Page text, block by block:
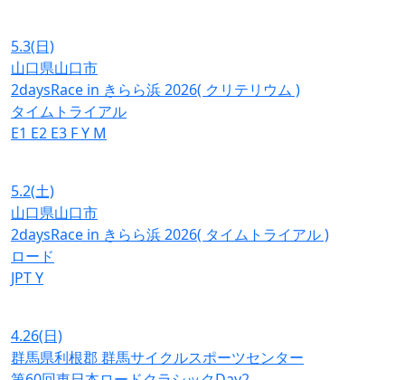
5.3(日)
山口県山口市
2daysRace in きらら浜 2026( クリテリウム )
タイムトライアル
E1 E2 E3 FY M
5.2(土)
山口県山口市
2daysRace in きらら浜 2026( タイムトライアル )
ロード
JPTY
4.26(日)
群馬県利根郡 群馬サイクルスポーツセンター